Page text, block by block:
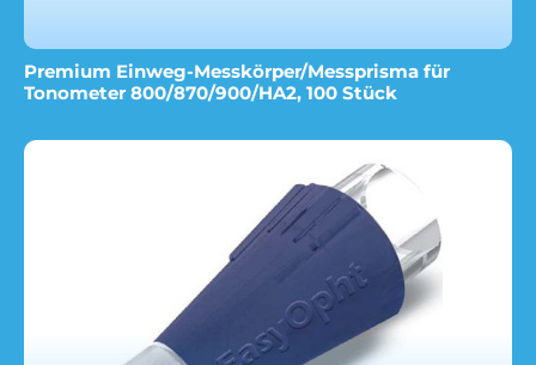
Premium Einweg-Messkörper/Messprisma für
Tonometer 800/870/900/HA2, 100 Stück